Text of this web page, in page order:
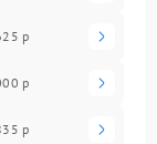
р
р
р